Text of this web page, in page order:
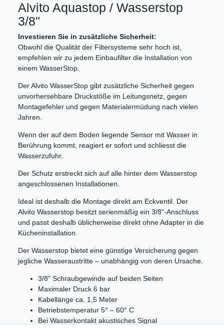
Alvito Aquastop / Wasserstop
3/8"
Investieren Sie in zusätzliche Sicherheit:
Obwohl die Qualität der Filtersysteme sehr hoch ist,
empfehlen wir zu jedem Einbaufilter die Installation von
einem WasserStop.
Der Alvito WasserStop gibt zusätzliche Sicherheit gegen
unvorhersehbare Druckstöße im Leitungsnetz, gegen
Montagefehler und gegen Materialermüdung nach vielen
Jahren.
Wenn der auf dem Boden liegende Sensor mit Wasser in
Berührung kommt, reagiert er sofort und schliesst die
Wasserzufuhr.
Der Schutz erstreckt sich auf alle hinter dem Wasserstop
angeschlossenen Installationen.
Ideal ist deshalb die Montage direkt am Eckventil. Der
Alvito Wasserstop besitzt serienmäßig ein 3/8“-Anschluss
und passt deshalb üblicherweise direkt ohne Adapter in die
Kücheninstallation.
Der Wasserstop bietet eine günstige Versicherung gegen
jegliche Wasseraustritte – unabhängig von deren Ursache.
3/8" Schraubgewinde auf beiden Seiten
Maximaler Druck 6 bar
Kabellänge ca. 1,5 Meter
Betriebstemperatur 5° – 60° C
Bei Wasserkontakt akustisches Signal